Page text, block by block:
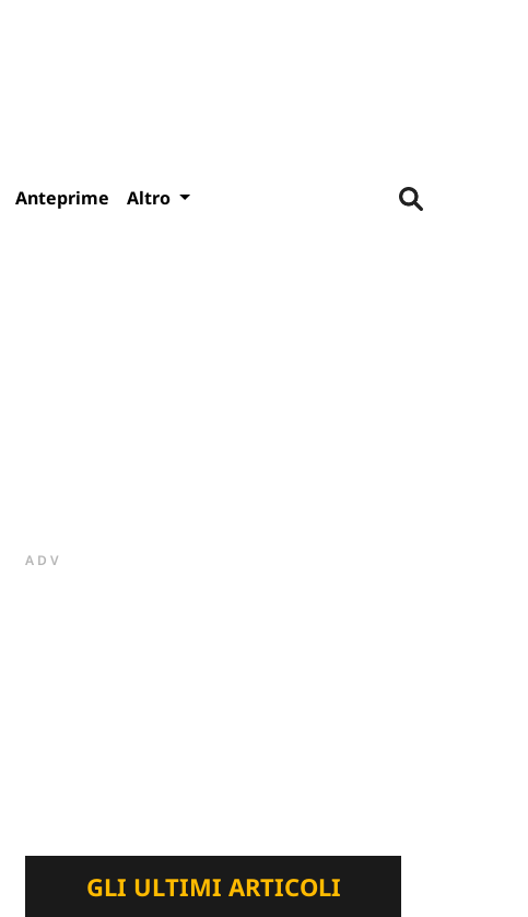
Anteprime Altro
ADV
GLI ULTIMI ARTICOLI